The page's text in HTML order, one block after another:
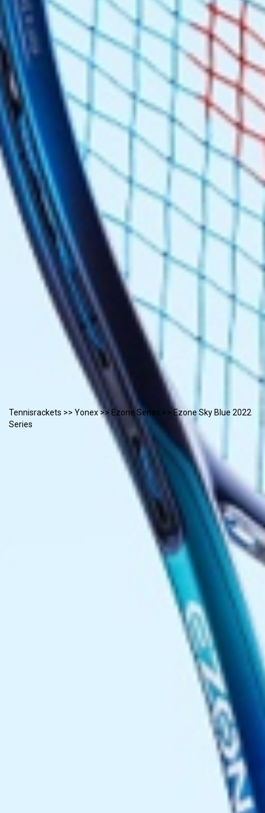
Tennisrackets >> Yonex>> Ezone Series >> Ezone Sky Blue 2022
Series